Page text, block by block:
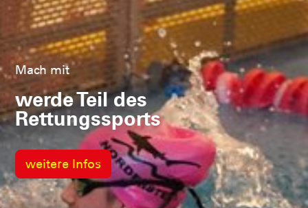
Mach mit
werde Teil des
Rettungssports
weitere Infos